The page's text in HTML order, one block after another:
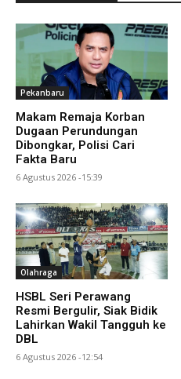
Pekanbaru
Makam Remaja Korban
Dugaan Perundungan
Dibongkar, Polisi Cari
Fakta Baru
6 Agustus 2026 -15:39
Olahraga
HSBL Seri Perawang
Resmi Bergulir, Siak Bidik
Lahirkan Wakil Tangguh ke
DBL
6 Agustus 2026 -12:54